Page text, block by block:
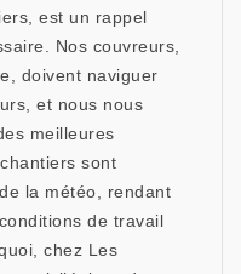
est un rappel
Nos couvreurs,
doivent naviguer
et nous nous
meilleures
sont
la météo, rendant
de travail
chez Les